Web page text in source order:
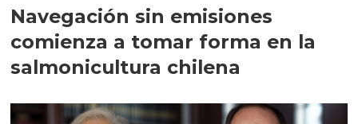
Navegación sin emisiones
comienza a tomar forma en la
salmonicultura chilena